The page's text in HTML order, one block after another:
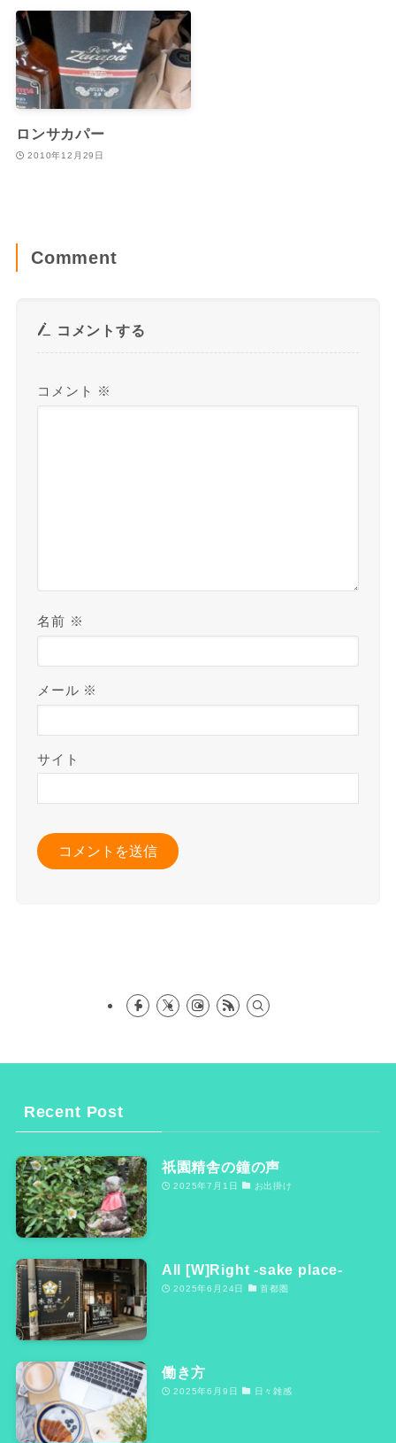
ロンサカパー
2010年12月29日
Comment
コメントする
コメント ※
名前 ※
メール ※
サイト
Recent Post
祇園精舎の鐘の声
2025年7月1日 お出掛け
All [W]Right -sake place-
2025年6月24日 首都圏
働き方
2025年6月9日 日々雑感